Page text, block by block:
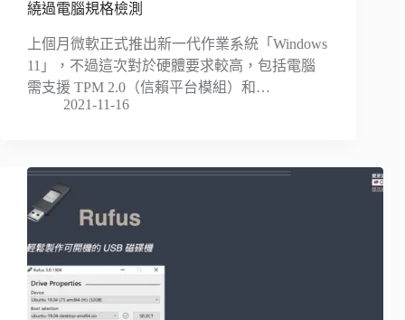
繞過電腦規格檢測
上個月微軟正式推出新一代作業系統「Windows
11」，不過這次對於硬體要求較高，包括電腦
需支援 TPM 2.0（信賴平台模組）和…
2021-11-16